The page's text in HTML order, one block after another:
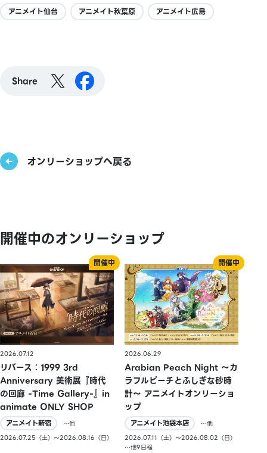
アニメイト仙台 アニメイト秋葉原 アニメイト広島
Share
オンリーショップへ戻る
開催中のオンリーショップ
2026.07.12
リバース：1999 3rd
Anniversary 美術展『時代
の回廊 -Time Gallery-』in
animate ONLY SHOP
アニメイト新宿
…他
2026.07.25（土）〜2026.08.16（日）
2026.06.29
Arabian Peach Night 〜カ
ラフルピーチとふしぎな砂時
計〜 アニメイトオンリーショ
ップ
アニメイト池袋本店
…他
2026.07.11（土）〜2026.08.02（日）
…他9日程